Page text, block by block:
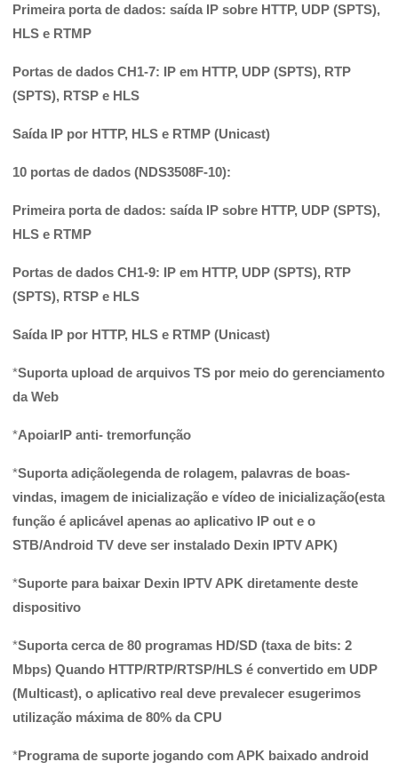
Primeira porta de dados: saída IP sobre HTTP, UDP (SPTS),
HLS e RTMP
Portas de dados CH1-7: IP em HTTP, UDP (SPTS), RTP
(SPTS), RTSP e HLS
Saída IP por HTTP, HLS e RTMP (Unicast)
10 portas de dados (NDS3508F-10):
Primeira porta de dados: saída IP sobre HTTP, UDP (SPTS),
HLS e RTMP
Portas de dados CH1-9: IP em HTTP, UDP (SPTS), RTP
(SPTS), RTSP e HLS
Saída IP por HTTP, HLS e RTMP (Unicast)
*Suporta upload de arquivos TS por meio do gerenciamento
da Web
*ApoiarIP anti- tremorfunção
*Suporta adiçãolegenda de rolagem, palavras de boas-
vindas, imagem de inicialização e vídeo de inicialização(esta
função é aplicável apenas ao aplicativo IP out e o
STB/Android TV deve ser instalado Dexin IPTV APK)
*Suporte para baixar Dexin IPTV APK diretamente deste
dispositivo
*Suporta cerca de 80 programas HD/SD (taxa de bits: 2
Mbps) Quando HTTP/RTP/RTSP/HLS é convertido em UDP
(Multicast), o aplicativo real deve prevalecer esugerimos
utilização máxima de 80% da CPU
*Programa de suporte jogando com APK baixado android